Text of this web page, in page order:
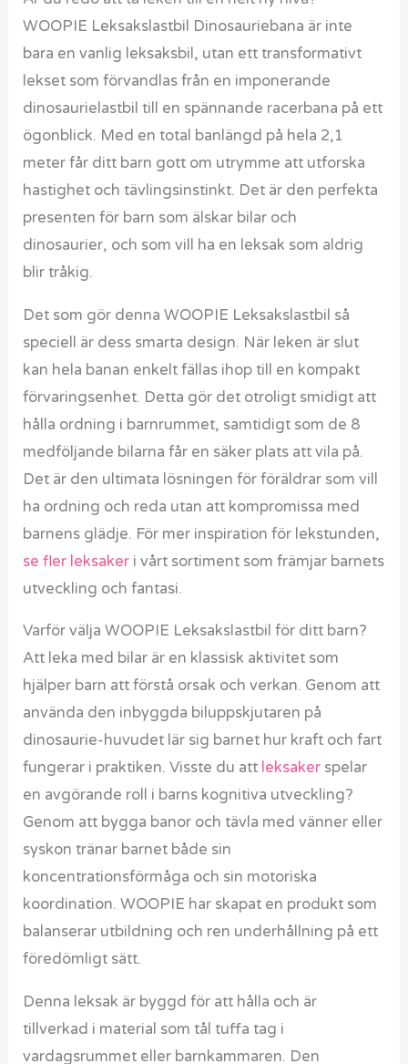
WOOPIE Leksakslastbil Dinosauriebana är inte
bara en vanlig leksaksbil, utan ett transformativt
lekset som förvandlas från en imponerande
dinosaurielastbil till en spännande racerbana på ett
ögonblick. Med en total banlängd på hela 2,1
meter får ditt barn gott om utrymme att utforska
hastighet och tävlingsinstinkt. Det är den perfekta
presenten för barn som älskar bilar och
dinosaurier, och som vill ha en leksak som aldrig
blir tråkig.
Det som gör denna WOOPIE Leksakslastbil så
speciell är dess smarta design. När leken är slut
kan hela banan enkelt fällas ihop till en kompakt
förvaringsenhet. Detta gör det otroligt smidigt att
hålla ordning i barnrummet, samtidigt som de 8
medföljande bilarna får en säker plats att vila på.
Det är den ultimata lösningen för föräldrar som vill
ha ordning och reda utan att kompromissa med
barnens glädje. För mer inspiration för lekstunden,
se fler leksaker i vårt sortiment som främjar barnets
utveckling och fantasi.
Varför välja WOOPIE Leksakslastbil för ditt barn?
Att leka med bilar är en klassisk aktivitet som
hjälper barn att förstå orsak och verkan. Genom att
använda den inbyggda biluppskjutaren på
dinosaurie-huvudet lär sig barnet hur kraft och fart
fungerar i praktiken. Visste du att leksaker spelar
en avgörande roll i barns kognitiva utveckling?
Genom att bygga banor och tävla med vänner eller
syskon tränar barnet både sin
koncentrationsförmåga och sin motoriska
koordination. WOOPIE har skapat en produkt som
balanserar utbildning och ren underhållning på ett
föredömligt sätt.
Denna leksak är byggd för att hålla och är
tillverkad i material som tål tuffa tag i
vardagsrummet eller barnkammaren. Den